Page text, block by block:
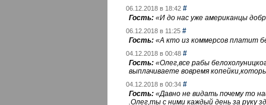
06.12.2018 в 18:42 #
Гость: «И до нас уже американцы
06.12.2018 в 11:25 #
Гость: «А кто из коммерсов платит
04.12.2018 в 00:48 #
Гость: «Олег,все рабы
выплачиваете вовремя
04.12.2018 в 00:34 #
Гость: «Давно не видать почему то
.Олег,ты с ними каждый день за руку